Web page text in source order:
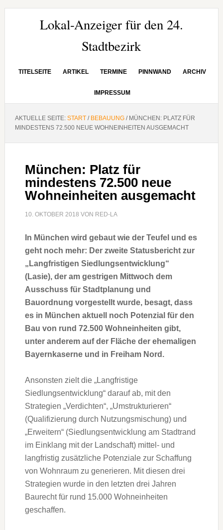
Hauptnavigation
SeitenspalteLokal-Anzeiger für den 24.
Stadtbezirk
TITELSEITE ARTIKEL TERMINE PINNWAND ARCHIV
IMPRESSUM
AKTUELLE SEITE: START / BEBAUUNG /MÜNCHEN: PLATZ FÜR
MINDESTENS 72.500 NEUE WOHNEINHEITEN AUSGEMACHT
München: Platz für
mindestens 72.500 neue
Wohneinheiten ausgemacht
10. OKTOBER 2018 VON RED-LA
In München wird gebaut wie der Teufel und es
geht noch mehr: Der zweite Statusbericht zur
„Langfristigen Siedlungsentwicklung“
(Lasie), der am gestrigen Mittwoch dem
Ausschuss für Stadtplanung und
Bauordnung vorgestellt wurde, besagt, dass
es in München aktuell noch Potenzial für den
Bau von rund 72.500 Wohneinheiten gibt,
unter anderem auf der Fläche der ehemaligen
Bayernkaserne und in Freiham Nord.
Ansonsten zielt die „Langfristige
Siedlungsentwicklung“ darauf ab, mit den
Strategien „Verdichten“, „Umstrukturieren“
(Qualifizierung durch Nutzungsmischung) und
„Erweitern“ (Siedlungsentwicklung am Stadtrand
im Einklang mit der Landschaft) mittel- und
langfristig zusätzliche Potenziale zur Schaffung
von Wohnraum zu generieren. Mit diesen drei
Strategien wurde in den letzten drei Jahren
Baurecht für rund 15.000 Wohneinheiten
geschaffen.